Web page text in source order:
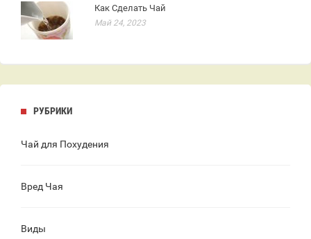
Как Сделать Чай
Май 24, 2023
РУБРИКИ
Чай для Похудения
Вред Чая
Виды